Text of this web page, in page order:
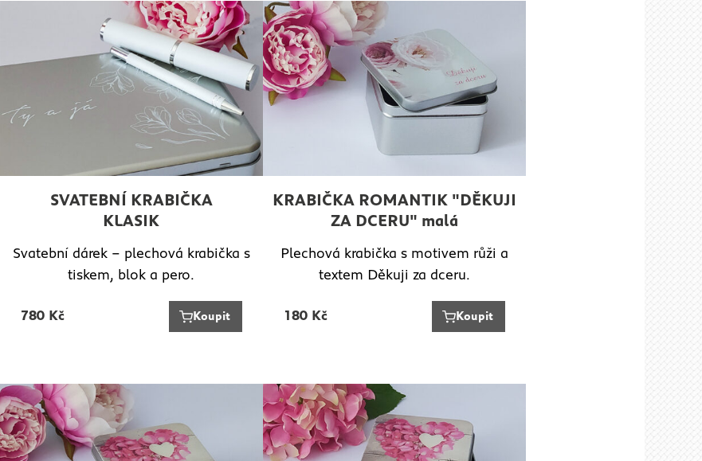
SVATEBNÍ KRABIČKA
KLASIK
Svatební dárek – plechová krabička s
tiskem, blok a pero.
780Kč Koupit
KRABIČKA ROMANTIK "DĚKUJI
ZA DCERU" malá
Plechová krabička s motivem růži a
textem Děkuji za dceru.
180 Kč Koupit